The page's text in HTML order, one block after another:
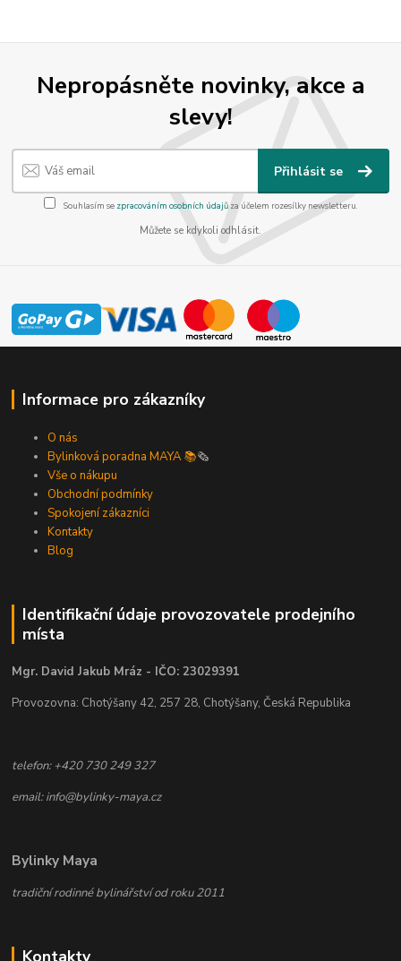
Nepropásněte novinky, akce a
slevy!
Přihlásit se
Souhlasím se zpracováním osobních údajůza účelem rozesílky newsletteru.
Můžete se kdykoli odhlásit.
Informace pro zákazníky
O nás
Bylinková poradna MAYA 📚🗞️
Vše o nákupu
Obchodní podmínky
Spokojení zákazníci
Kontakty
Blog
Identifikační údaje provozovatele prodejního
místa
Mgr. David Jakub Mráz - IČO: 23029391
Provozovna: Chotýšany 42, 257 28, Chotýšany, Česká Republika
telefon: +420 730 249 327
email: info@bylinky-maya.cz
Bylinky Maya
tradiční rodinné bylinářství od roku 2011